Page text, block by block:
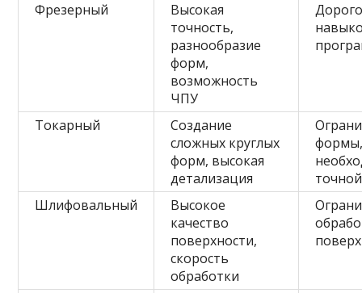
Фрезерный
Высокая
точность,
разнообразие
форм,
возможность
ЧПУ
Токарный
Создание
сложных круглых
форм, высокая
детализация
Шлифовальный
Высокое
качество
поверхности,
скорость
обработки